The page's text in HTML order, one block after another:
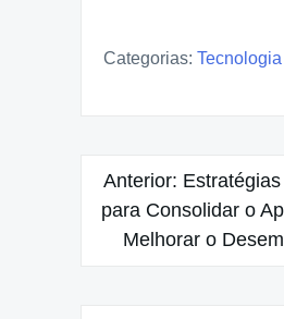
Categorias: Tecnologia
Navegação
de
Post
Anterior:
para Consolidar o
Melhorar o